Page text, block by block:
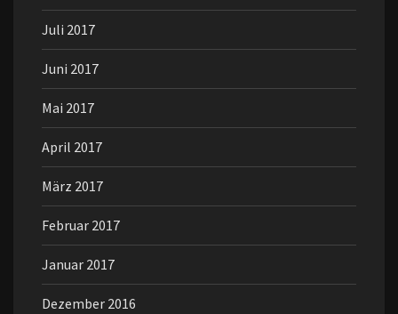
Juli 2017
Juni 2017
Mai 2017
April 2017
März 2017
Februar 2017
Januar 2017
Dezember 2016